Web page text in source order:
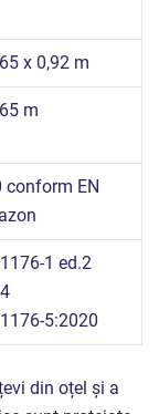
x 0,92 m
m
EN
1 ed.2
5:2020
din oțel și a